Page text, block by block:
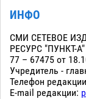
ИНФО
СМИ СЕТЕВОЕ
РЕСУРС "ПУНКТ-
77 – 67475 от
Учредитель -
Телефон
E-mail редакции: